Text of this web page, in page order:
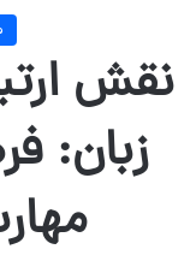
نقش
زبان: